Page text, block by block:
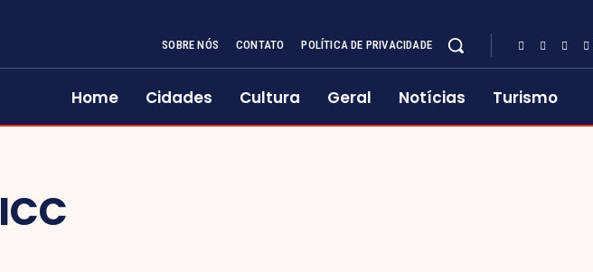
SOBRE NÓS CONTATO POLÍTICA DE PRIVACIDADE
Home Cidades Cultura Geral Notícias Turismo
ICC